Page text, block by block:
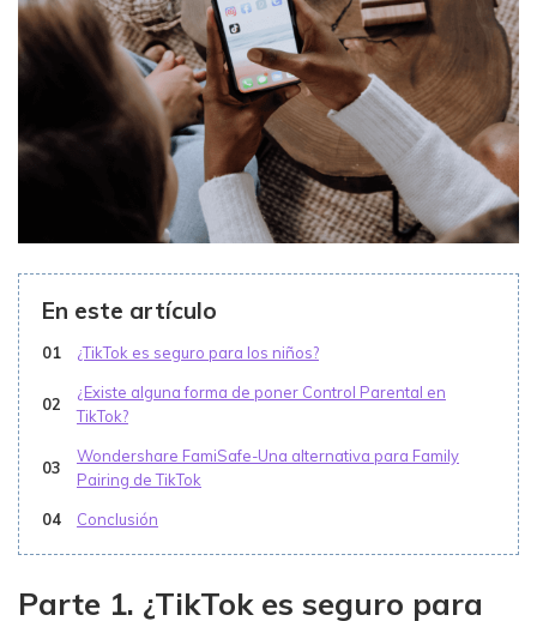
En este artículo
01 ¿TikTok es seguro para los niños?
02
¿Existe alguna forma de poner Control Parental en
TikTok?
03
Wondershare FamiSafe-Una alternativa para Family
Pairing de TikTok
04 Conclusión
Parte 1. ¿TikTok es seguro para